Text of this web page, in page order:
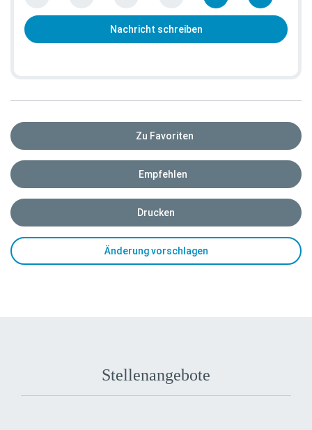
Nachricht schreiben
Zu Favoriten
Empfehlen
Drucken
Änderung vorschlagen
Stellenangebote